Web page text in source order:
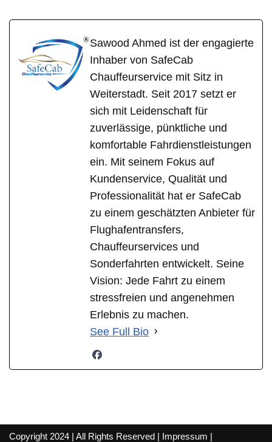
Sawood Ahmed ist der engagierte
Inhaber von SafeCab
Chauffeurservice mit Sitz in
Weiterstadt. Seit 2017 setzt er
sich mit Leidenschaft für
zuverlässige, pünktliche und
komfortable Fahrdienstleistungen
ein. Mit seinem Fokus auf
Kundenservice, Qualität und
Professionalität hat er SafeCab
zu einem geschätzten Anbieter für
Flughafentransfers,
Chauffeurservices und
Sonderfahrten entwickelt. Seine
Vision: Jede Fahrt zu einem
stressfreien und angenehmen
Erlebnis zu machen.
See Full Bio
Copyright 2024 | All Rights Reserved | Impressum |